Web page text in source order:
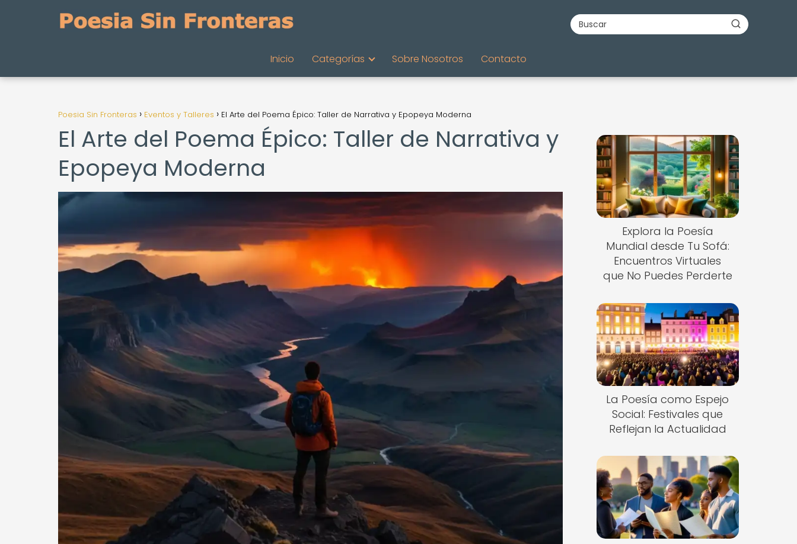
Inicio Categorías Sobre Nosotros Contacto
Poesia Sin Fronteras Eventos y Talleres El Arte del Poema Épico: Taller de Narrativa y Epopeya Moderna
El Arte del Poema Épico: Taller de Narrativa y
Epopeya Moderna
Explora la Poesía
Mundial desde Tu Sofá:
Encuentros Virtuales
que No Puedes Perderte
La Poesía como Espejo
Social: Festivales que
Reflejan la Actualidad